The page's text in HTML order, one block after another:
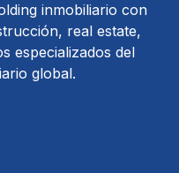
inmobiliario con
real estate,
especializados del
global.